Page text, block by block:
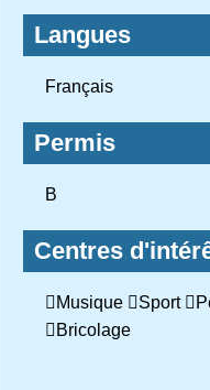
Langues
Français
Permis
B
Centres
Musique Sport
Bricolage